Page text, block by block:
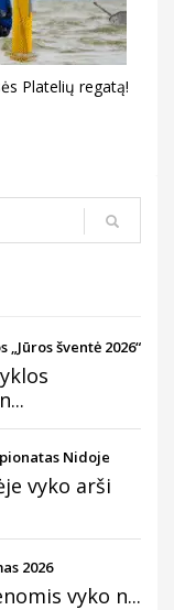
Platelių regatą!
šventė 2026“
Nidoje
vyko arši
2026
vyko n...